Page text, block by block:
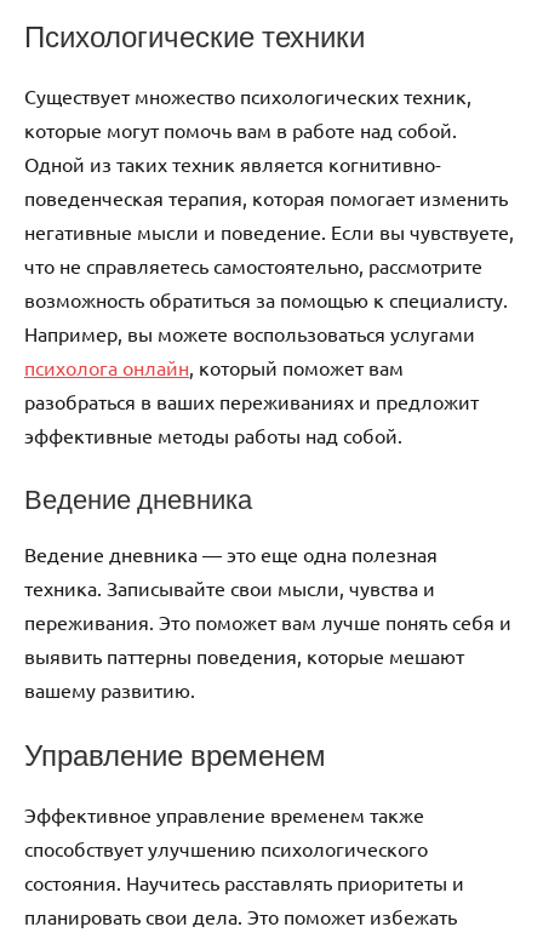
Психологические техники
Существует множество психологических техник,
которые могут помочь вам в работе над собой.
Одной из таких техник является когнитивно-
поведенческая терапия, которая помогает изменить
негативные мысли и поведение. Если вы чувствуете,
что не справляетесь самостоятельно, рассмотрите
возможность обратиться за помощью к специалисту.
Например, вы можете воспользоваться услугами
психолога онлайн , который поможет вам
разобраться в ваших переживаниях и предложит
эффективные методы работы над собой.
Ведение дневника
Ведение дневника — это еще одна полезная
техника. Записывайте свои мысли, чувства и
переживания. Это поможет вам лучше понять себя и
выявить паттерны поведения, которые мешают
вашему развитию.
Управление временем
Эффективное управление временем также
способствует улучшению психологического
состояния. Научитесь расставлять приоритеты и
планировать свои дела. Это поможет избежать